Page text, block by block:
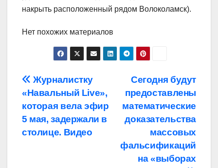
накрыть расположенный рядом Волоколамск).
Нет похожих материалов
Навигация
по
записям
Сегодня будут
предоставлены
математические
доказательства
массовых
фальсификаций
на «выборах
Журналистку
«Навальный Live»,
которая вела эфир
5 мая, задержали в
столице. Видео